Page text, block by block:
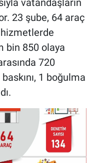
vatandaşların
23 şube, 64 araç
bin 850 olaya
720
1 boğulma